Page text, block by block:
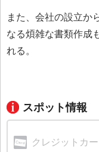
また、会社の設立か
なる煩雑な書類作成
れる。
スポット情報
クレジットカ